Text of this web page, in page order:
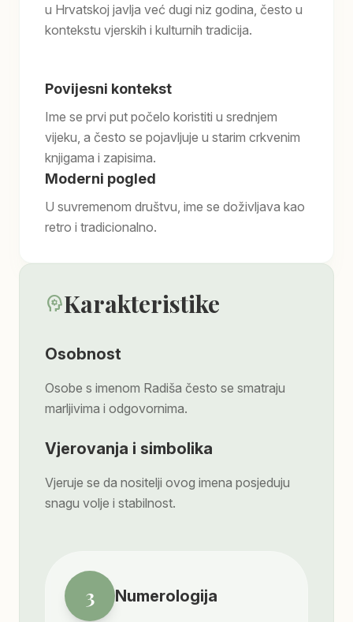
u Hrvatskoj javlja već dugi niz godina, često u
kontekstu vjerskih i kulturnih tradicija.
Povijesni kontekst
Ime se prvi put počelo koristiti u srednjem
vijeku, a često se pojavljuje u starim crkvenim
knjigama i zapisima.
Moderni pogled
U suvremenom društvu, ime se doživljava kao
retro i tradicionalno.
psychologyKarakteristike
Osobnost
Osobe s imenom Radiša često se smatraju
marljivima i odgovornima.
Vjerovanja i simbolika
Vjeruje se da nositelji ovog imena posjeduju
snagu volje i stabilnost.
3 Numerologija